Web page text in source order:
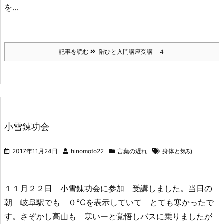
を…
記事を読む 階ひと入門講座受講 ４
小雪錬功会
2017年11月24日 hinomoto22 言葉の遅れ 身体と気功
１１月２２日 小雪錬功会に参加 受講しました。当日の
朝 岐阜駅でも ０℃を表示していて とても寒かったで
す。さぞかし高山も 寒いーと覚悟しバスに乗りましたが